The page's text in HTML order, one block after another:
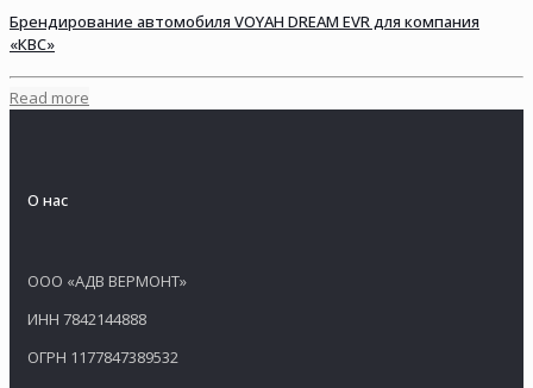
Брендирование автомобиля VOYAH DREAM EVR для компания
«КВС»
Read more
О нас
ООО «АДВ ВЕРМОНТ»
ИНН 7842144888
ОГРН 1177847389532